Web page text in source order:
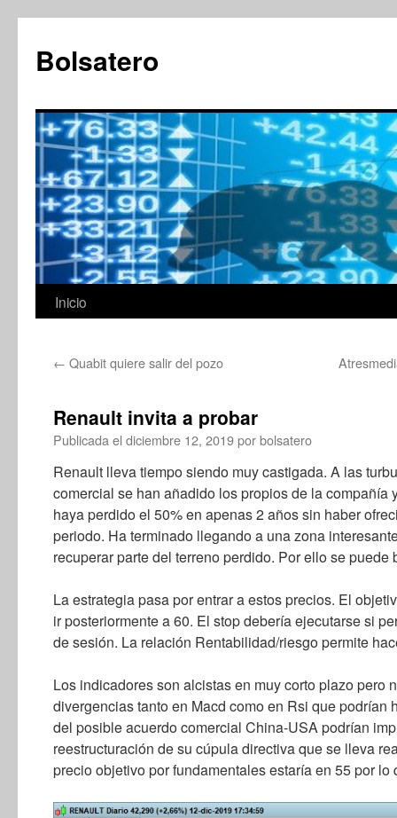
contenido
Bolsatero
Inicio
← Quabit quiere salir del pozo
Renault invita a probar
Publicada el diciembre 12, 2019porbolsatero
Renault lleva tiempo siendo muy castigada. A las
comercial se han añadido los propios de la compañía
haya perdido el 50% en apenas 2 años sin haber
periodo. Ha terminado llegando a una zona
recuperar parte del terreno perdido. Por ello se
La estrategia pasa por entrar a estos precios. El
ir posteriormente a 60. El stop debería ejecutarse si
de sesión. La relación Rentabilidad/riesgo permite
Los indicadores son alcistas en muy corto plazo pero
divergencias tanto en Macd como en Rsi que podrían
del posible acuerdo comercial China-USA podrían
reestructuración de su cúpula directiva que se lleva
precio objetivo por fundamentales estaría en 55 por